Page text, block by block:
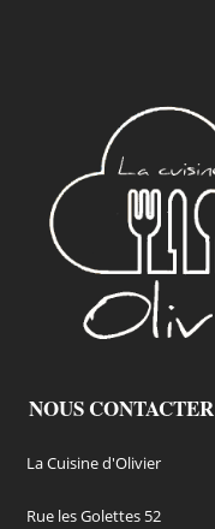
NOUS CONTACTER
La Cuisine d'Olivier
Rue les Golettes 52